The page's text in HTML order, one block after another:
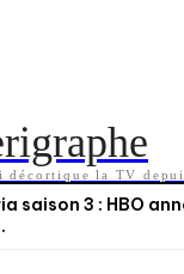
décortique la TV
saison 3 : HBO